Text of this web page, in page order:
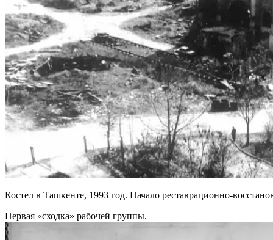
Костел в Ташкенте, 1993 год. Начало реставрационно-
Первая «сходка» рабочей группы.